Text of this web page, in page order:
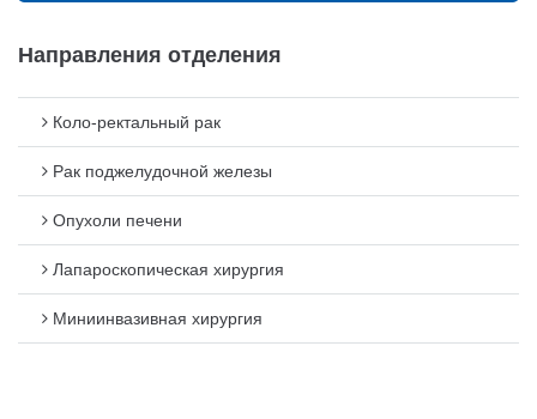
Направления отделения
Коло-ректальный рак
Рак поджелудочной железы
Опухоли печени
Лапароскопическая хирургия
Миниинвазивная хирургия